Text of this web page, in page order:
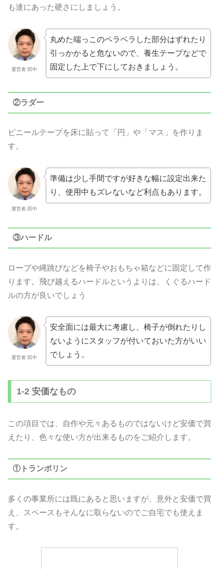
も達にあった硬さにしましょう。
運営者:田中
丸めた端っこのペラペラした部分はずれたり
引っかかると危ないので、養生テープなどで
固定した上で下にしておきましょう。
②ラダー
ビニールテープを床に貼って「円」や「マス」を作りま
す。
運営者:田中
準備は少し手間ですが好きな幅に設定出来た
り、使用中もズレないなど利点もあります。
③ハードル
ロープや縄跳びなどを椅子やおもちゃ箱などに固定して作
ります。飛び越えるハードルというよりは、くぐるハード
ルの方が良いでしょう
運営者:田中
安全面には最大に考慮し、椅子が倒れたりし
ないようにスタッフが付いておいた方がいい
でしょう。
1-2 安価なもの
この項目では、自作や元々あるものではないけど安価で買
えたり、色々な使い方が出来るものをご紹介します。
①トランポリン
多くの事業所には既にあると思いますが、意外と安価で買
え、スペースもそんなに取らないのでご自宅でも使えま
す。